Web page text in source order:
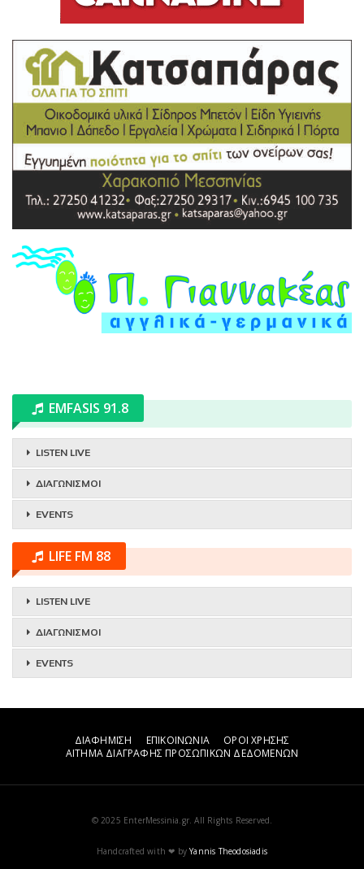
EMFASIS 91.8
LISTEN LIVE
ΔΙΑΓΩΝΙΣΜΟΙ
EVENTS
LIFE FM 88
LISTEN LIVE
ΔΙΑΓΩΝΙΣΜΟΙ
EVENTS
ΔΙΑΦΗΜΙΣΗ ΕΠΙΚΟΙΝΩΝΙΑ
ΟΡΟΙ ΧΡΗΣΗΣ
ΑΙΤΗΜΑ ΔΙΑΓΡΑΦΗΣ ΠΡΟΣΩΠΙΚΩΝ ΔΕΔΟΜΕΝΩΝ
© 2025 EnterMessinia.gr. All Rights Reserved.
Handcrafted with ❤ byYannis Theodosiadis